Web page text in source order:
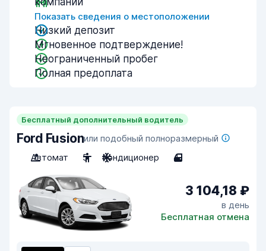
Показать сведения о местоположении
Низкий депозит
Мгновенное подтверждение!
Неограниченный пробег
Полная предоплата
Бесплатный дополнительный водитель
Ford Fusionили подобный полноразмерный
Автомат
5 Кондиционер 4
3 104,18 ₽
в день
Бесплатная отмена